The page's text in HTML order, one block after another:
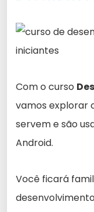
Com o curso
vamos explorar
servem e são
Android.
Você ficará